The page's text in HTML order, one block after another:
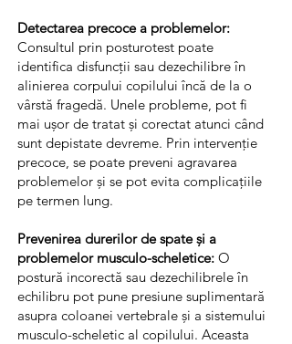
Detectarea precoce a problemelor:
Consultul prin posturotest poate
identifica disfuncții sau dezechilibre în
alinierea corpului copilului încă de la o
vârstă fragedă. Unele probleme, pot fi
mai ușor de tratat și corectat atunci când
sunt depistate devreme. Prin intervenție
precoce, se poate preveni agravarea
problemelor și se pot evita complicațiile
pe termen lung.
Prevenirea durerilor de spate și a
problemelor musculo-scheletice: O
postură incorectă sau dezechilibrele în
echilibru pot pune presiune suplimentară
asupra coloanei vertebrale și a sistemului
musculo-scheletic al copilului. Aceasta